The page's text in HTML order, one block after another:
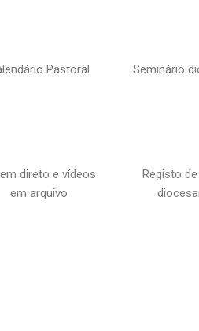
Pastoral Seminário
direto e vídeos
em arquivo
Registo